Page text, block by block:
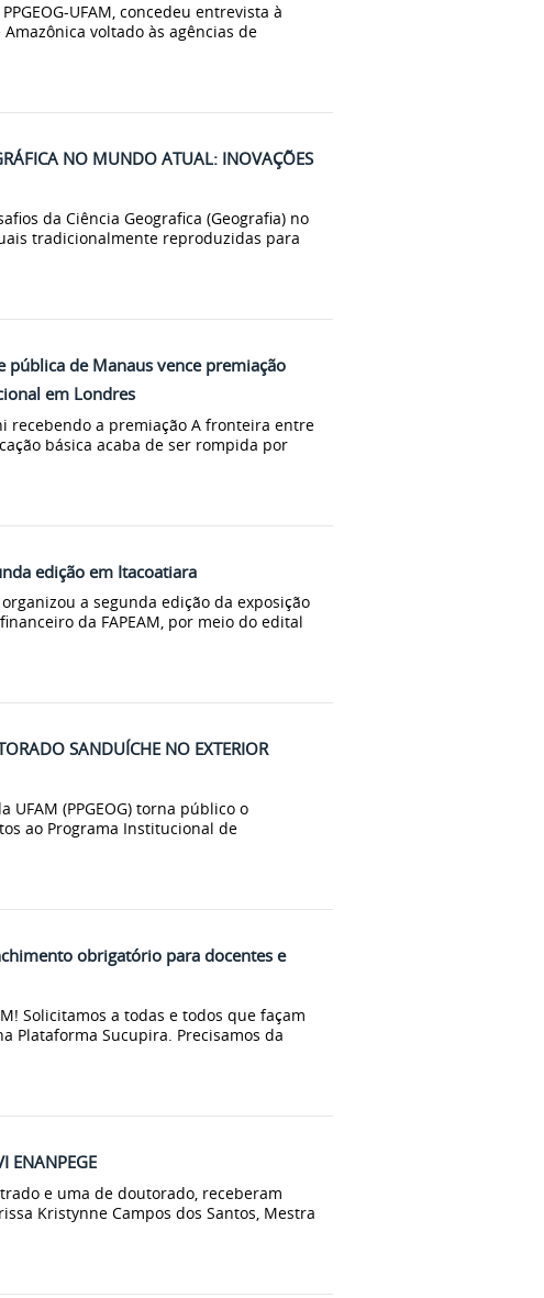
UFAM, concedeu entrevista à
voltado às agências de
NO MUNDO ATUAL: INOVAÇÕES
da Ciência Geografica (Geografia) no
tradicionalmente reproduzidas para
pública de Manaus vence premiação
em Londres
recebendo a premiação A fronteira entre
básica acaba de ser rompida por
edição em Itacoatiara
a segunda edição da exposição
da FAPEAM, por meio do edital
SANDUÍCHE NO EXTERIOR
UFAM (PPGEOG) torna público o
ao Programa Institucional de
obrigatório para docentes e
Solicitamos a todas e todos que façam
Plataforma Sucupira. Precisamos da
ENANPEGE
e uma de doutorado, receberam
Kristynne Campos dos Santos, Mestra